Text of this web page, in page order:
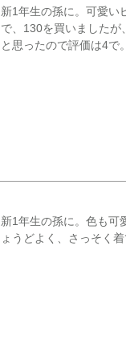
新1年生の孫に。可愛い
で、130を買いましたが
と思ったので評価は4で
新1年生の孫に。色も可
ょうどよく、さっそく